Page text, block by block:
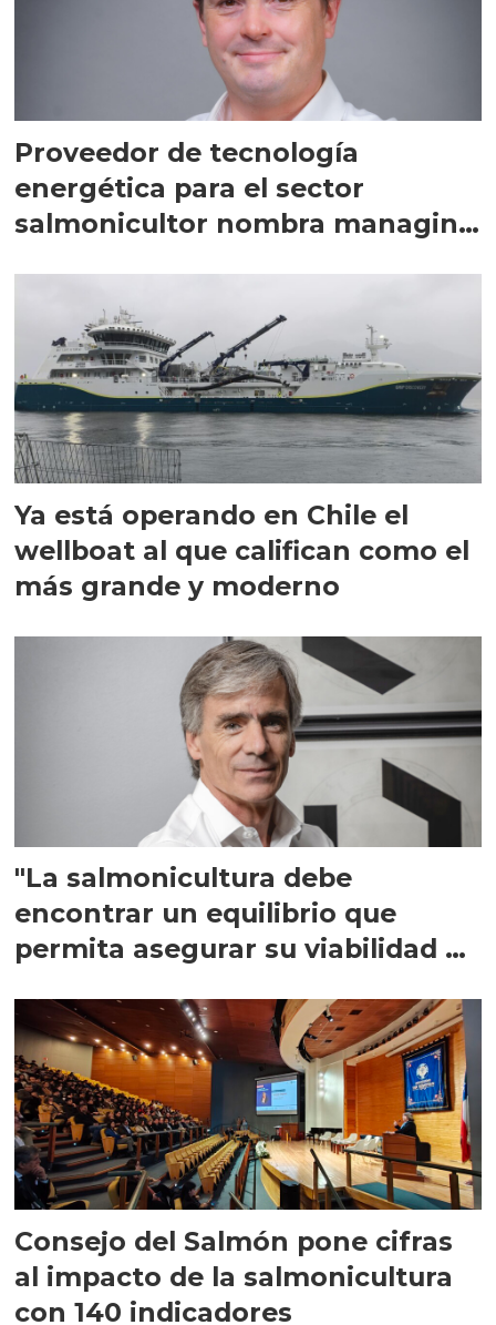
Proveedor de tecnología
energética para el sector
salmonicultor nombra managing
Ya está operando en Chile el
wellboat al que califican como el
más grande y moderno
"La salmonicultura debe
encontrar un equilibrio que
permita asegurar su viabilidad de
Consejo del Salmón pone cifras
al impacto de la salmonicultura
con 140 indicadores